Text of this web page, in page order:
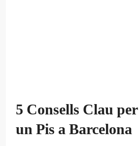
5 Consells Clau
un Pis a Barcelona